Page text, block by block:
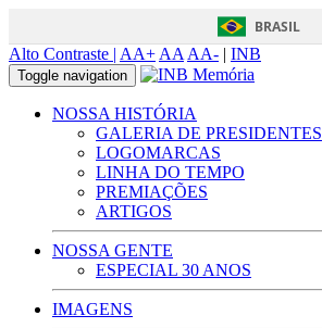
BRASIL
Alto Contraste | AA+ AA AA- | INB
Toggle navigation
NOSSA HISTÓRIA
GALERIA DE PRESIDENTES
LOGOMARCAS
LINHA DO TEMPO
PREMIAÇÕES
ARTIGOS
NOSSA GENTE
ESPECIAL 30 ANOS
IMAGENS